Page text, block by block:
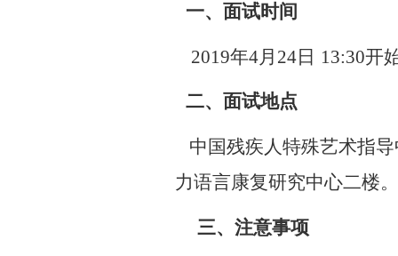
一、面试时间
2019年4月 24日 13:30开
二、面试地点
中国残疾人特殊艺术指
力语言康复研究中心二楼
三、注意事项